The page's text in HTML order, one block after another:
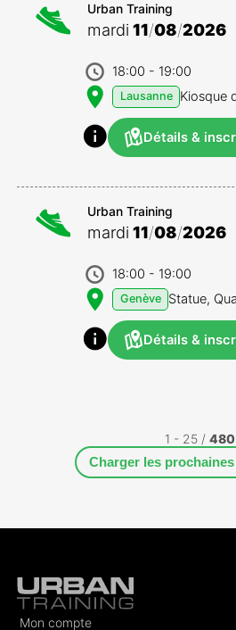
Urban Training
mardi 11/08/2026
18:00 - 19:00
Lausanne Kiosque
Détails &
Urban Training
mardi 11/08/2026
18:00 - 19:00
Genève Statue,
Détails &
1 - 25 / 480
Charger les
Mon compte